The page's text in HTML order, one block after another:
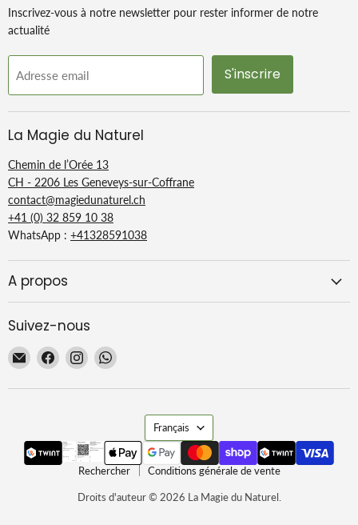
Inscrivez-vous à notre newsletter pour rester informer de notre
actualité
Adresse email S'inscrire
La Magie du Naturel
Chemin de l’Orée 13
CH - 2206 Les Geneveys-sur-Coffrane
contact@magiedunaturel.ch
+41 (0) 32 859 10 38
WhatsApp : +41328591038
A propos
Suivez-nous
Email
Magie
Trouvez-
nous
sur
Trouvez-
nous
sur
Trouvez-
sur
Langue
Français
Rechercher Conditions générale de vente
Droits d'auteur © 2026 La Magie du Naturel.